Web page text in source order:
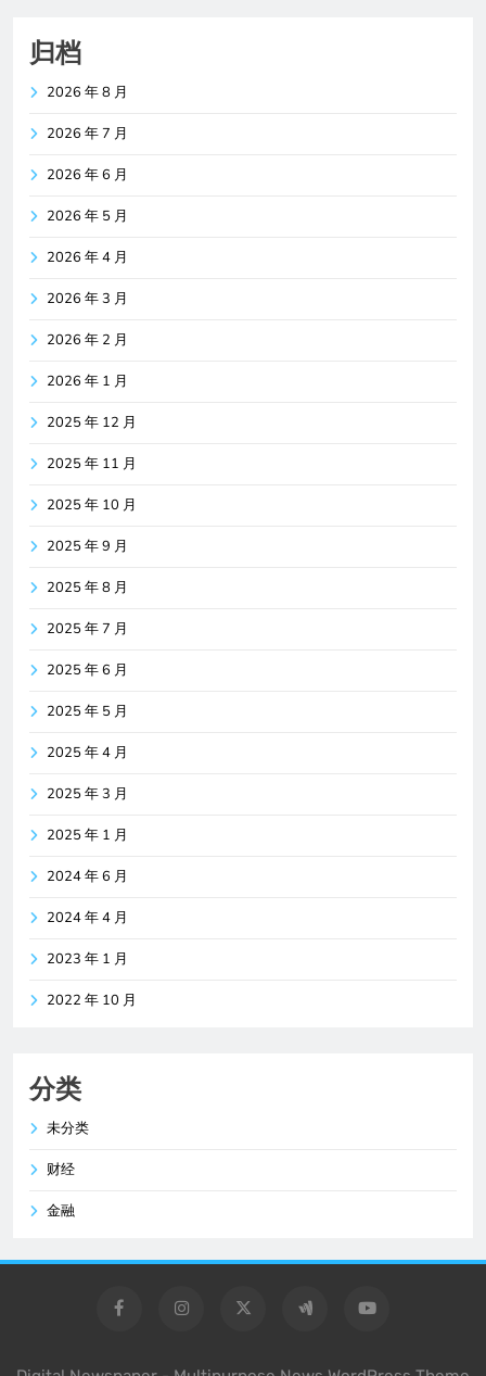
归档
2026 年 8 月
2026 年 7 月
2026 年 6 月
2026 年 5 月
2026 年 4 月
2026 年 3 月
2026 年 2 月
2026 年 1 月
2025 年 12 月
2025 年 11 月
2025 年 10 月
2025 年 9 月
2025 年 8 月
2025 年 7 月
2025 年 6 月
2025 年 5 月
2025 年 4 月
2025 年 3 月
2025 年 1 月
2024 年 6 月
2024 年 4 月
2023 年 1 月
2022 年 10 月
分类
未分类
财经
金融